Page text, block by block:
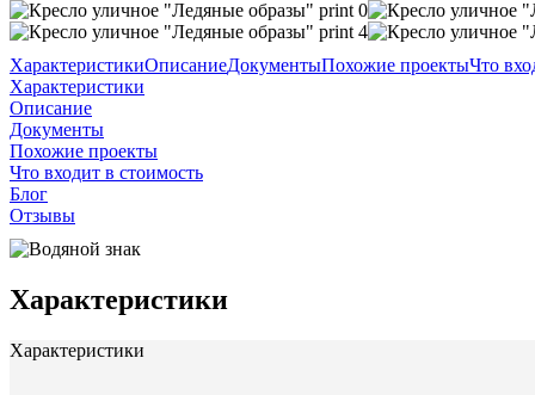
ХарактеристикиОписаниеДокументыПохожие проектыЧто
Характеристики
Описание
Документы
Похожие проекты
Что входит в стоимость
Блог
Отзывы
Характеристики
Характеристики